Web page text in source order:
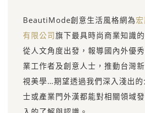
BeautiMode創意生活風格網為
有限公司旗下最具時尚商業知識
從人文角度出發，報導國內外優
業工作者及創意人士，推動台灣
視美學…期望透過我們深入淺出的
士或產業門外漢都能對相關領域